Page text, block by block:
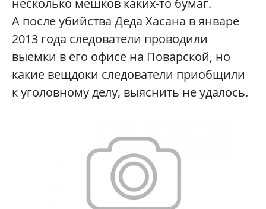
несколько мешков каких-то бумаг.
А после убийства Деда Хасана в январе
2013 года следователи проводили
выемки в его офисе на Поварской, но
какие вещдоки следователи приобщили
к уголовному делу, выяснить не удалось.